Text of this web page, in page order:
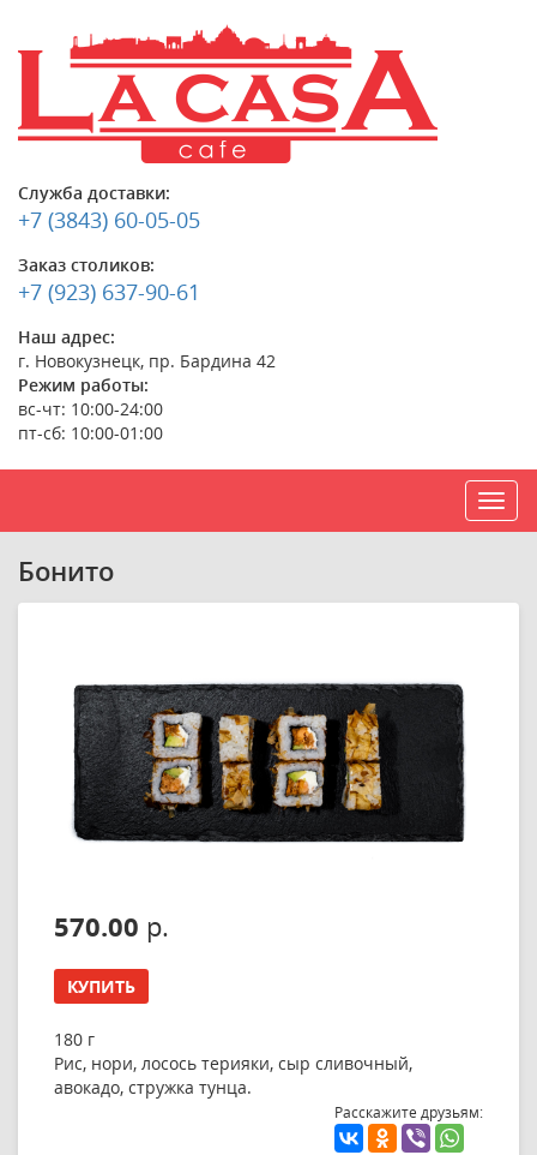
Служба доставки:
+7 (3843) 60-05-05
Заказ столиков:
+7 (923) 637-90-61
Наш адрес:
г. Новокузнецк, пр. Бардина 42
Режим работы:
вс-чт: 10:00-24:00
пт-сб: 10:00-01:00
Бонито
570.00 р.
КУПИТЬ
180 г
Рис, нори, лосось терияки, сыр сливочный,
авокадо, стружка тунца.
Расскажите друзьям: